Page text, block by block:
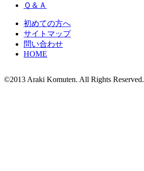
Ｑ＆Ａ
初めての方へ
サイトマップ
問い合わせ
HOME
©2013 Araki Komuten. All Rights Reserved.